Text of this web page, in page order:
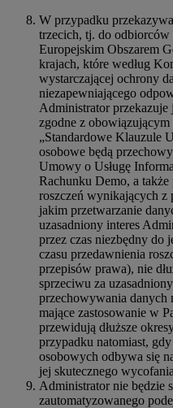
W przypadku
trzecich, tj. do odbiorców
Europejskim Obszarem
krajach, które według
wystarczającej ochrony
niezapewniającego
Administrator
zgodne z
„Standardowe Klauzule
osobowe będą
Umowy o Usługę
Rachunku Demo, a
roszczeń wynikających z
jakim przetwarzanie
uzasadniony interes
przez czas niezbędny do
czasu przedawnienia
przepisów prawa), nie
sprzeciwu za
przechowywania danych
mające zastosowanie w
przewidują dłuższe
przypadku natomiast,
osobowych odbywa się
jej skutecznego
Administrator nie będzie
zautomatyzowanego